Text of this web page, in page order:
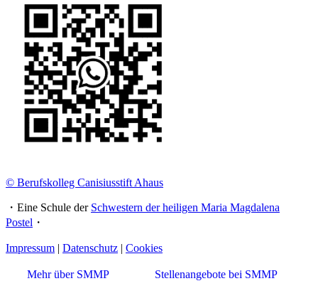
© Berufskolleg Canisiusstift Ahaus
・Eine Schule der Schwestern der heiligen Maria Magdalena
Postel ・
Impressum | Datenschutz | Cookies
Mehr über SMMP Stellenangebote bei SMMP